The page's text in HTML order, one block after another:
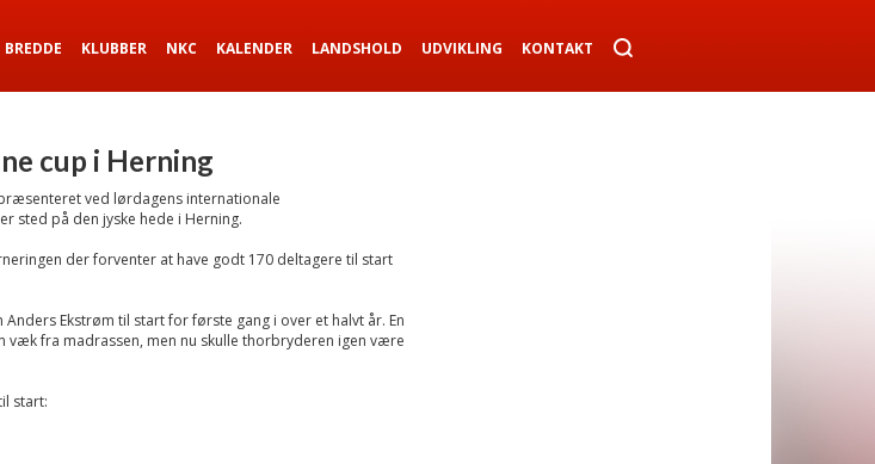
BREDDE KLUBBER NKC KALENDER LANDSHOLD UDVIKLING KONTAKT
cup i Herning
ved lørdagens internationale
sted på den jyske hede i Herning.
der forventer at have godt 170 deltagere til start
Anders Ekstrøm til start for første gang i over et halvt år. En
væk fra madrassen, men nu skulle thorbryderen igen være
start: